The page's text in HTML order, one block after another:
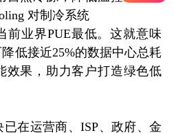
对制冷系统
前业界PUE最低。这就意味
低接近25%的数据中心总耗
效果，助力客户打造绿色低
在运营商、ISP、政府、金